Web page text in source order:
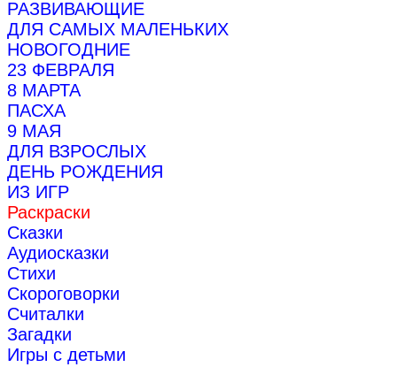
РАЗВИВАЮЩИЕ
ДЛЯ САМЫХ МАЛЕНЬКИХ
НОВОГОДНИЕ
23 ФЕВРАЛЯ
8 МАРТА
ПАСХА
9 МАЯ
ДЛЯ ВЗРОСЛЫХ
ДЕНЬ РОЖДЕНИЯ
ИЗ ИГР
Раскраски
Сказки
Аудиосказки
Стихи
Скороговорки
Считалки
Загадки
Игры с детьми